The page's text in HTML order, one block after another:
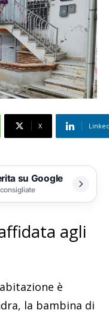
X
su Google
agli
è
la bambina di